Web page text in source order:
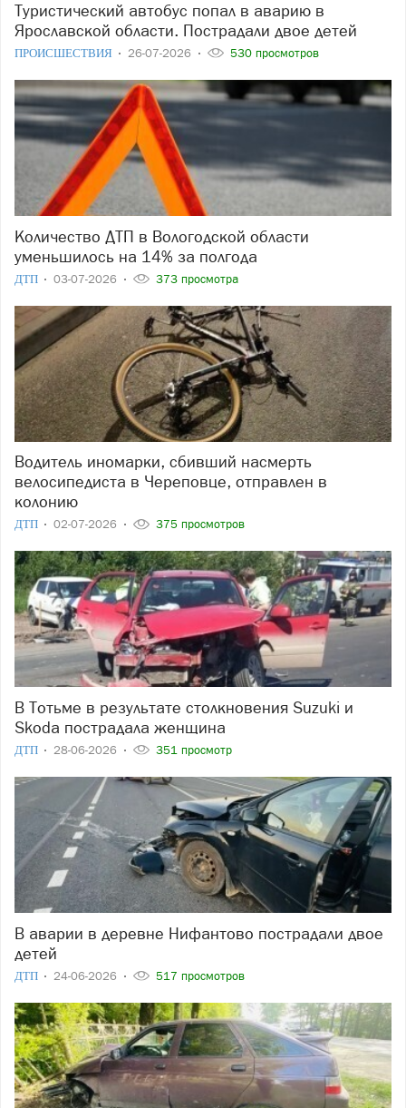
Туристический автобус попал в аварию в
Ярославской области. Пострадали двое детей
ПРОИСШЕСТВИЯ 26-07-2026 530 просмотров
Количество ДТП в Вологодской области
уменьшилось на 14% за полгода
ДТП 03-07-2026 373 просмотра
Водитель иномарки, сбивший насмерть
велосипедиста в Череповце, отправлен в
колонию
ДТП 02-07-2026 375 просмотров
В Тотьме в результате столкновения Suzuki и
Skoda пострадала женщина
ДТП 28-06-2026 351 просмотр
В аварии в деревне Нифантово пострадали двое
детей
ДТП 24-06-2026 517 просмотров